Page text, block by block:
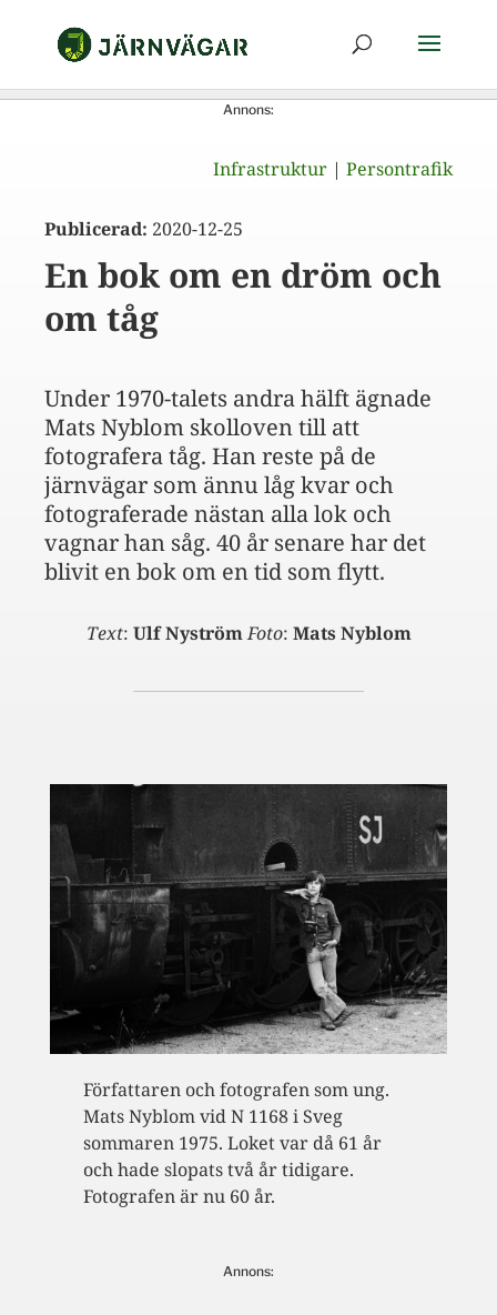
Annons:
Infrastruktur | Persontrafik
Publicerad: 2020-12-25
En bok om en dröm och
om tåg
Under 1970-talets andra hälft ägnade
Mats Nyblom skolloven till att
fotografera tåg. Han reste på de
järnvägar som ännu låg kvar och
fotograferade nästan alla lok och
vagnar han såg. 40 år senare har det
blivit en bok om en tid som flytt.
Text: Ulf NyströmFoto: Mats Nyblom
Författaren och fotografen som ung.
Mats Nyblom vid N 1168 i Sveg
sommaren 1975. Loket var då 61 år
och hade slopats två år tidigare.
Fotografen är nu 60 år.
Annons: